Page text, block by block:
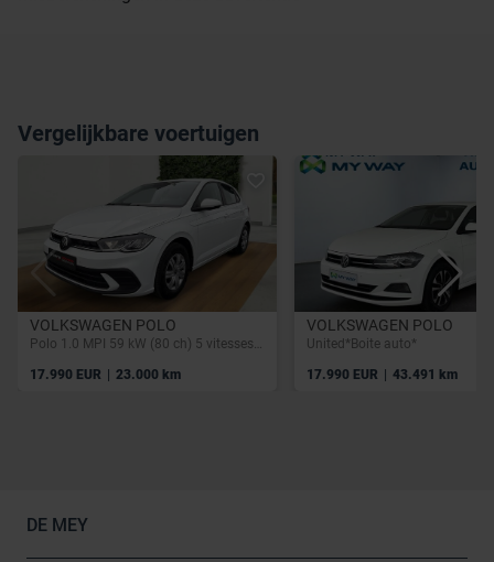
Vergelijkbare voertuigen
VOLKSWAGEN POLO
Polo 1.0 MPI 59 kW (80 ch) 5 vitesses manuel
17.990 EUR | 23.000 km
VOLKSWAGEN POLO
United*Boite auto*
17.990 EUR | 43.491 km
DE MEY